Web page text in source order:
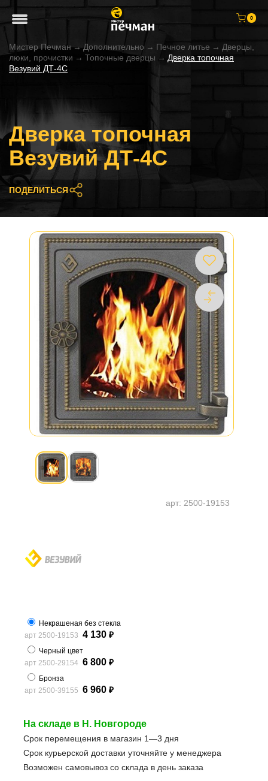
0
Мистер Печман → Дополнительно → Печное литье → Дверцы,
люки, прочистки → Топочные дверцы → Дверка топочная
Везувий ДТ-4С
Дверка топочная
Везувий ДТ-4С
ПОДЕЛИТЬСЯ
арт: 2500-19153
Некрашеная без стекла
арт 2500-19153 4 130 ₽
Черный цвет
арт 2500-29154 6 800 ₽
Бронза
арт 2500-39155 6 960 ₽
На складе в Н. Новгороде
Срок перемещения в магазин 1—3 дня
Срок курьерской доставки уточняйте у менеджера
Возможен самовывоз со склада в день заказа